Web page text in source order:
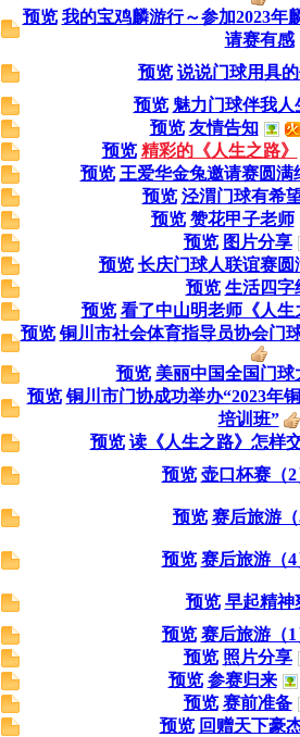
预览 我的宝鸡麟游行～参加2023年
请赛有感
预览 说说门球用具
预览 魅力门球伴我人
预览 友情告知
预览 精彩的《人生之路》
预览 王爱华金兔邀请赛圆满
预览 泾渭门球有希
预览 赞花甲子老师
预览 图片分享
预览 长庆门球人联谊赛圆
预览 生活四字
预览 看了中山明老师《人生
预览 铜川市社会体育指导员协会门
预览 美丽中国全国门球
预览 铜川市门协成功举办“2023年
培训班”
预览 读《人生之路》怎样
预览 壶口杯赛（2
预览 赛后旅游
预览 赛后旅游（4
预览 早起精神
预览 赛后旅游（1
预览 照片分享
预览 参赛归来
预览 赛前准备
预览 回赠天下豪